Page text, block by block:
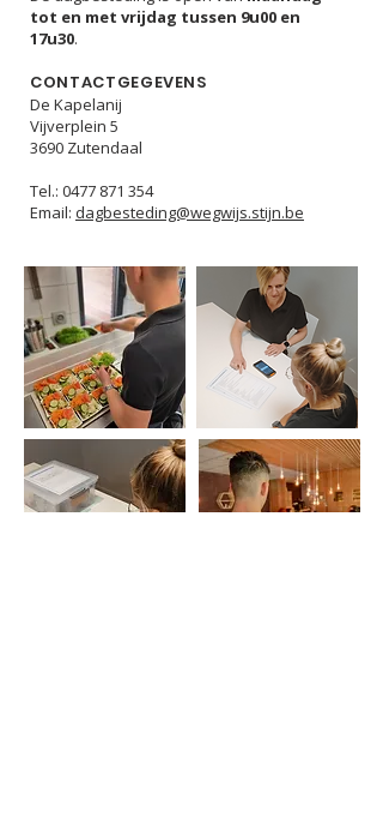
tot en met vrijdag tussen 9u00 en
17u30.
CONTACTGEGEVENS
De Kapelanij
Vijverplein 5
3690 Zutendaal
Tel.: 0477 871 354
Email: dagbesteding@wegwijs.stijn.be